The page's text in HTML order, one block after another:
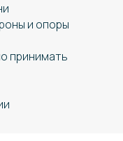
и опоры
принимать